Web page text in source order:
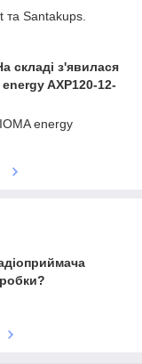
та Santakups.
складі з'явилася
AXP120-12-
energy